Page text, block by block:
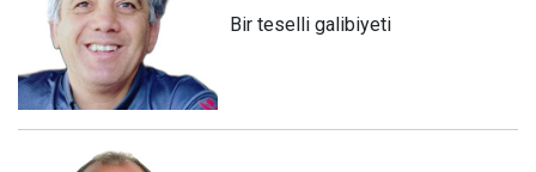
Bir teselli galibiyeti